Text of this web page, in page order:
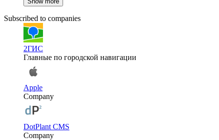
Subscribed to companies
2ГИС
Главные по городской навигации
Apple
Company
DotPlant CMS
Company